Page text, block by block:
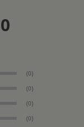
(0)
(0)
(0)
(0)